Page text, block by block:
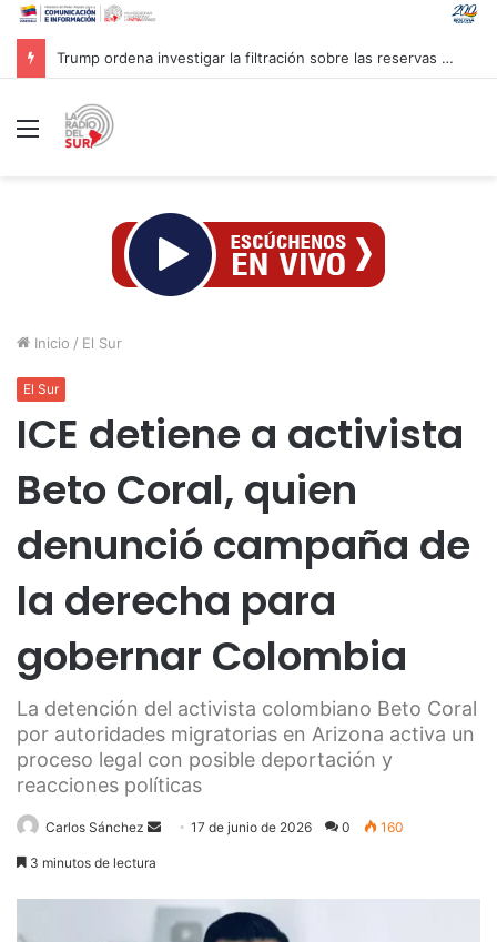
Trump ordena investigar la filtración sobre las reservas de municiones
Menú
Inicio / El Sur
El Sur
ICE detiene a activista
Beto Coral, quien
denunció campaña de
la derecha para
gobernar Colombia
La detención del activista colombiano Beto Coral
por autoridades migratorias en Arizona activa un
proceso legal con posible deportación y
reacciones políticas
Carlos Sánchez
Send17 de junio de 2026 0 160
3 minutos de lectura